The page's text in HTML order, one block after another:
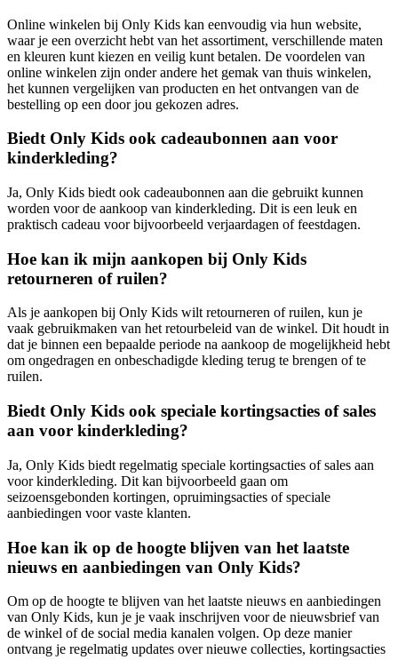
Online winkelen bij Only Kids kan eenvoudig via hun website,
waar je een overzicht hebt van het assortiment, verschillende maten
en kleuren kunt kiezen en veilig kunt betalen. De voordelen van
online winkelen zijn onder andere het gemak van thuis winkelen,
het kunnen vergelijken van producten en het ontvangen van de
bestelling op een door jou gekozen adres.
Biedt Only Kids ook cadeaubonnen aan voor
kinderkleding?
Ja, Only Kids biedt ook cadeaubonnen aan die gebruikt kunnen
worden voor de aankoop van kinderkleding. Dit is een leuk en
praktisch cadeau voor bijvoorbeeld verjaardagen of feestdagen.
Hoe kan ik mijn aankopen bij Only Kids
retourneren of ruilen?
Als je aankopen bij Only Kids wilt retourneren of ruilen, kun je
vaak gebruikmaken van het retourbeleid van de winkel. Dit houdt in
dat je binnen een bepaalde periode na aankoop de mogelijkheid hebt
om ongedragen en onbeschadigde kleding terug te brengen of te
ruilen.
Biedt Only Kids ook speciale kortingsacties of sales
aan voor kinderkleding?
Ja, Only Kids biedt regelmatig speciale kortingsacties of sales aan
voor kinderkleding. Dit kan bijvoorbeeld gaan om
seizoensgebonden kortingen, opruimingsacties of speciale
aanbiedingen voor vaste klanten.
Hoe kan ik op de hoogte blijven van het laatste
nieuws en aanbiedingen van Only Kids?
Om op de hoogte te blijven van het laatste nieuws en aanbiedingen
van Only Kids, kun je je vaak inschrijven voor de nieuwsbrief van
de winkel of de social media kanalen volgen. Op deze manier
ontvang je regelmatig updates over nieuwe collecties, kortingsacties